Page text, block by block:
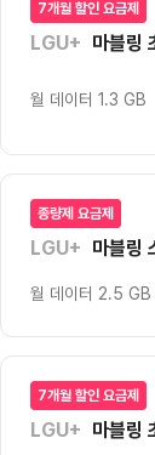
7개월 할인 요금제
LGU+ 마블링
월 데이터 1.3 GB
종량제 요금제
LGU+ 마블링
월 데이터 2.5 GB
7개월 할인 요금제
LGU+ 마블링